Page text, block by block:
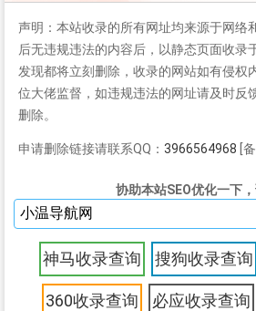
声明：本站收录的所有网址均来源于网络
后无违规违法的内容后，以静态页面收录
发现都将立刻删除，收录的网站如有侵权
位大佬监督，如违规违法的网址请及时反
删除。
申请删除链接请联系QQ： 3966564968 [
协助本站SEO优化一下，
神马收录查询 搜狗收录查询
360收录查询 必应收录查询